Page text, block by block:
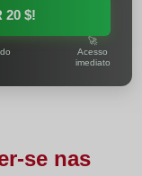
20 $!
🚀
Acesso
imediato
nas